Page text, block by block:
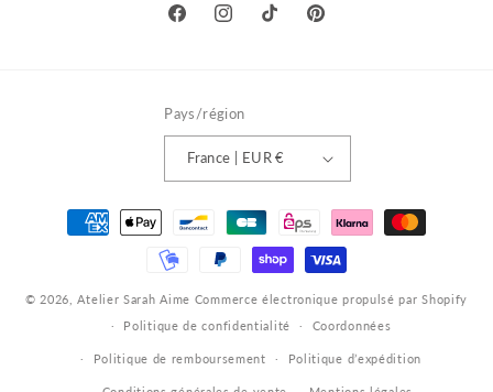
FacebookInstagramTikTok Pinterest
Pays/région
France | EUR €
Moyens
© 2026,Atelier Sarah Aime Commerce électronique propulsé par Shopify
Politique de confidentialité
Coordonnées
Politique de remboursement Politique d’expédition